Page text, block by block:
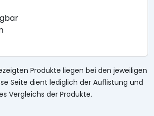
Produkte liegen bei den jeweiligen
Seite dient lediglich der Auflistung und
Vergleichs der Produkte.